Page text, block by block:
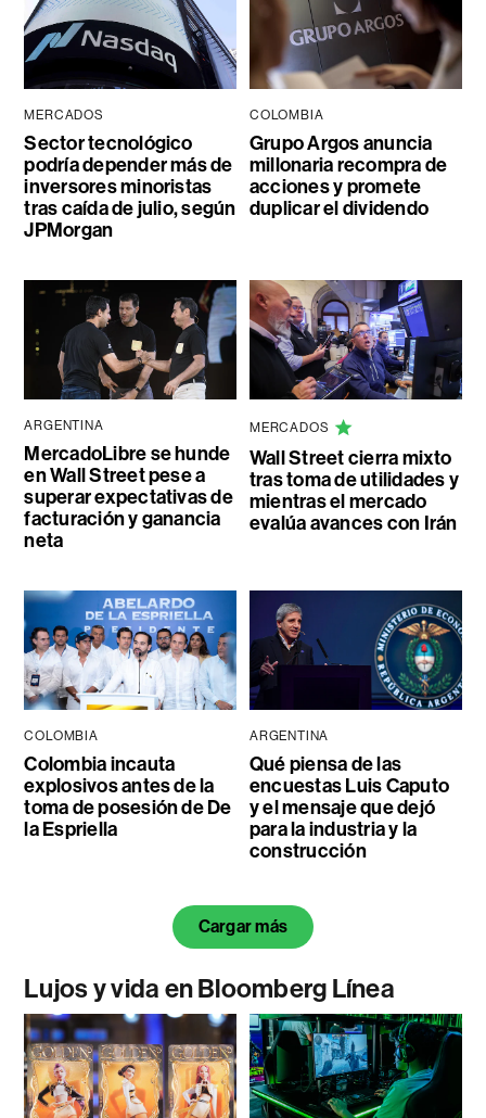
MERCADOS
Sector tecnológico
podría depender más de
inversores minoristas
tras caída de julio, según
JPMorgan
COLOMBIA
Grupo Argos anuncia
millonaria recompra de
acciones y promete
duplicar el dividendo
ARGENTINA
MercadoLibre se hunde
en Wall Street pese a
superar expectativas de
facturación y ganancia
neta
MERCADOS
Wall Street cierra mixto
tras toma de utilidades y
mientras el mercado
evalúa avances con Irán
COLOMBIA
Colombia incauta
explosivos antes de la
toma de posesión de De
la Espriella
ARGENTINA
Qué piensa de las
encuestas Luis Caputo
y el mensaje que dejó
para la industria y la
construcción
Cargar más
Lujos y vida en Bloomberg Línea